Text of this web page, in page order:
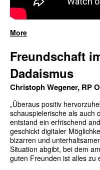
More
Freundschaft
Dadaismus
Christoph Wegener, RP
„Überaus positiv
schauspielerische als auch
entstand ein erfrischend
geschickt digitaler
bizarren und
Situation abgibt, bei dem
guten Freunden ist alles zu